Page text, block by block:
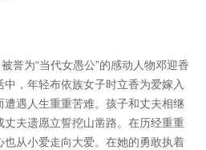
誉为“当代女愚公”的感动人物邓迎香
，年轻布依族女子时立香为爱嫁入
遇人生重重苦难。孩子和丈夫相继
夫遗愿立誓挖山凿路。在历经重重
从小爱走向大爱。在她的勇敢执着